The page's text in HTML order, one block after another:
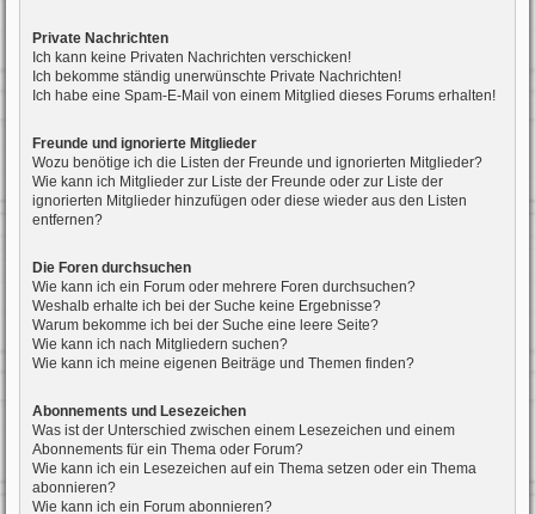
Private Nachrichten
Ich kann keine Privaten Nachrichten verschicken!
Ich bekomme ständig unerwünschte Private Nachrichten!
Ich habe eine Spam-E-Mail von einem Mitglied dieses Forums erhalten!
Freunde und ignorierte Mitglieder
Wozu benötige ich die Listen der Freunde und ignorierten Mitglieder?
Wie kann ich Mitglieder zur Liste der Freunde oder zur Liste der
ignorierten Mitglieder hinzufügen oder diese wieder aus den Listen
entfernen?
Die Foren durchsuchen
Wie kann ich ein Forum oder mehrere Foren durchsuchen?
Weshalb erhalte ich bei der Suche keine Ergebnisse?
Warum bekomme ich bei der Suche eine leere Seite?
Wie kann ich nach Mitgliedern suchen?
Wie kann ich meine eigenen Beiträge und Themen finden?
Abonnements und Lesezeichen
Was ist der Unterschied zwischen einem Lesezeichen und einem
Abonnements für ein Thema oder Forum?
Wie kann ich ein Lesezeichen auf ein Thema setzen oder ein Thema
abonnieren?
Wie kann ich ein Forum abonnieren?